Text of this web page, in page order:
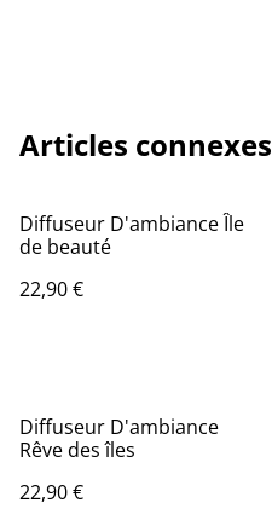
Articles connexes
Diffuseur D'ambiance Île
de beauté
22,90 €
Diffuseur D'ambiance
Rêve des îles
22,90 €